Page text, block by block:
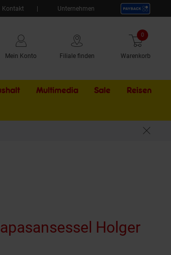
Kontakt Unternehmen
Mein Konto Filiale finden Warenkorb
0 Artikel
Multimedia Sale Externer
Reisen
Holger